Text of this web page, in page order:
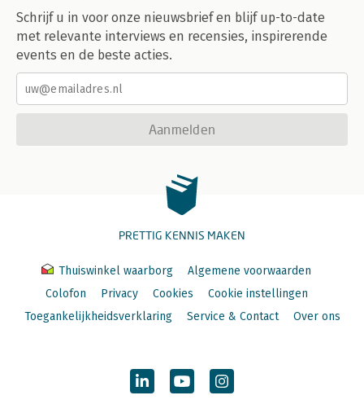
Schrijf u in voor onze nieuwsbrief en blijf up-to-date
met relevante interviews en recensies, inspirerende
events en de beste acties.
Aanmelden
PRETTIG KENNIS MAKEN
Thuiswinkel waarborg
Algemene voorwaarden
Colofon
Privacy Cookies
Cookie instellingen
Toegankelijkheidsverklaring
Service & Contact Over ons